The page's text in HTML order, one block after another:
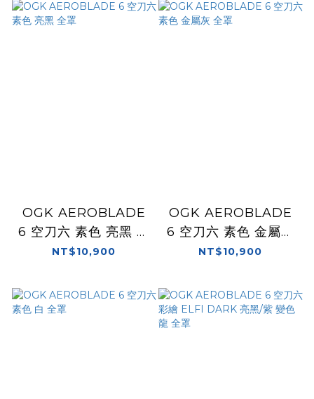
OGK AEROBLADE
6 空刀六 素色 亮黑 全
罩
NT$10,900
OGK AEROBLADE
6 空刀六 素色 金屬灰
全罩
NT$10,900